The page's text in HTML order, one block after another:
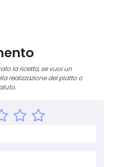
la ricetta, se vuoi un
realizzazione del piatto o